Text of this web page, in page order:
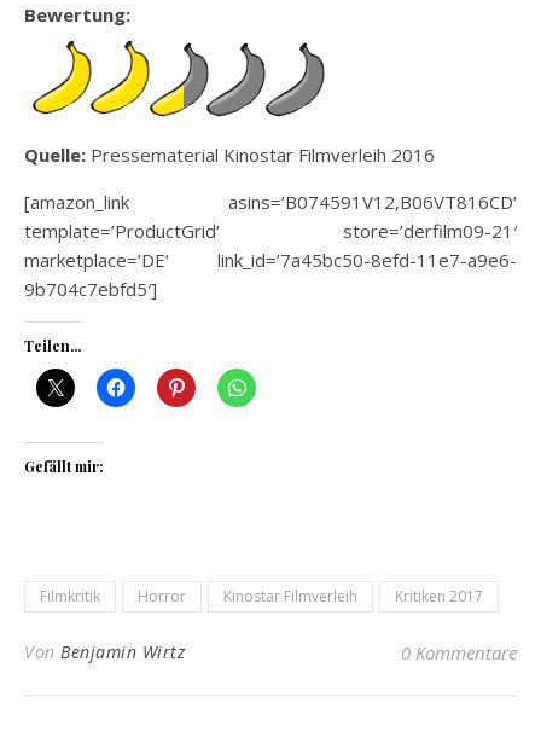
Bewertung:
Quelle: Pressematerial Kinostar Filmverleih 2016
[amazon_link asins=’B074591V12,B06VT816CD‘
template=’ProductGrid‘ store=’derfilm09-21′
marketplace=’DE‘ link_id=’7a45bc50-8efd-11e7-a9e6-
9b704c7ebfd5′]
Teilen...
Gefällt mir:
Filmkritik Horror Kinostar Filmverleih Kritiken 2017
Von Benjamin Wirtz 0 Kommentare